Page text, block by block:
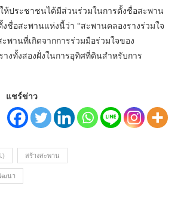
ห้ประชาชนได้มีส่วนร่วมในการตั้งชื่อสะพาน
ชื่อสะพานแห่งนี้ว่า “สะพานคลองรางร่วมใจ
พานที่เกิดจากการร่วมมือร่วมใจของ
งทั้งสองฝั่งในการอุทิศที่ดินสำหรับการ
แชร์ข่าว
สร้างสะพาน
ฒนา